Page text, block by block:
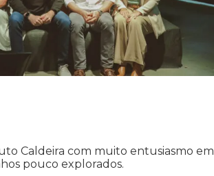
Caldeira com muito entusiasmo em
pouco explorados.